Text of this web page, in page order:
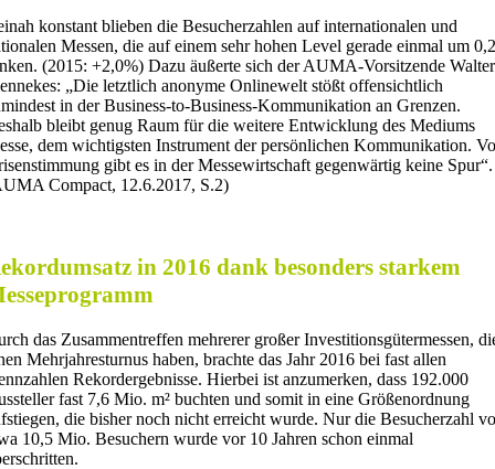
konstant blieben die Besucherzahlen auf internationalen und
Messen, die auf einem sehr hohen Level gerade einmal um
(2015: +2,0%) Dazu äußerte sich der AUMA-Vorsitzende Walter
„Die letztlich anonyme Onlinewelt stößt offensichtlich
in der Business-to-Business-Kommunikation an Grenzen.
bleibt genug Raum für die weitere Entwicklung des Mediums
dem wichtigsten Instrument der persönlichen Kommunikation.
gibt es in der Messewirtschaft gegenwärtig keine Spur“.
Compact, 12.6.2017, S.2)
in 2016 dank besonders starkem
das Zusammentreffen mehrerer großer Investitionsgütermessen,
Mehrjahresturnus haben, brachte das Jahr 2016 bei fast allen
Rekordergebnisse. Hierbei ist anzumerken, dass 192.000
fast 7,6 Mio. m² buchten und somit in eine Größenordnung
die bisher noch nicht erreicht wurde. Nur die Besucherzahl
10,5 Mio. Besuchern wurde vor 10 Jahren schon einmal